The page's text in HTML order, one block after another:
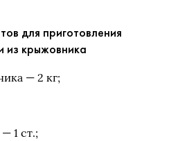
для приготовления
из крыжовника
— 2 кг;
1 ст.;